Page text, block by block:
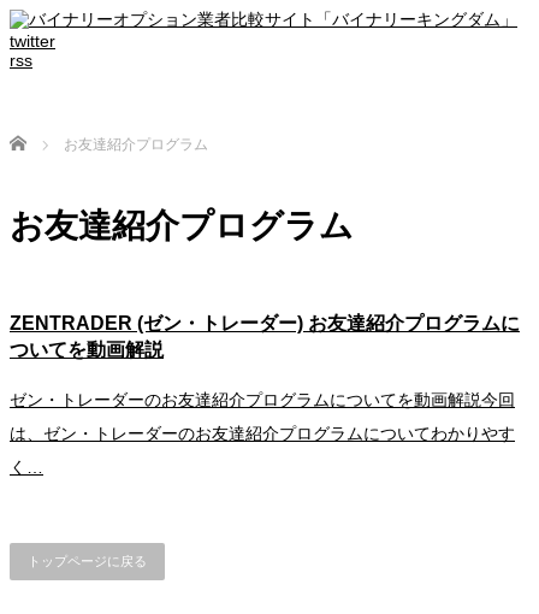
twitter
rss
Home お友達紹介プログラム
お友達紹介プログラム
ZENTRADER (ゼン・トレーダー) お友達紹介プログラムに
ついてを動画解説
ゼン・トレーダーのお友達紹介プログラムについてを動画解説今回
は、ゼン・トレーダーのお友達紹介プログラムについてわかりやす
く…
トップページに戻る